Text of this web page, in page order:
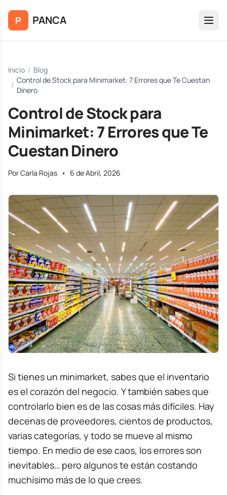
P PANCA
Inicio / Blog
/
Control de Stock para Minimarket: 7 Errores que Te Cuestan
Dinero
Control de Stock para
Minimarket: 7 Errores que Te
Cuestan Dinero
Por Carla Rojas • 6 de Abril, 2026
Si tienes un minimarket, sabes que el inventario
es el corazón del negocio. Y también sabes que
controlarlo bien es de las cosas más difíciles. Hay
decenas de proveedores, cientos de productos,
varias categorías, y todo se mueve al mismo
tiempo. En medio de ese caos, los errores son
inevitables… pero algunos te están costando
muchísimo más de lo que crees.